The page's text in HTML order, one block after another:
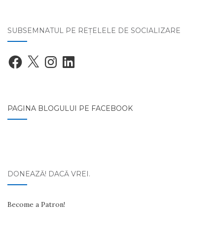
SUBSEMNATUL PE REŢELELE DE SOCIALIZARE
Facebook
X InstagramLinkedIn
PAGINA BLOGULUI PE FACEBOOK
DONEAZĂ! DACĂ VREI.
Become a Patron!